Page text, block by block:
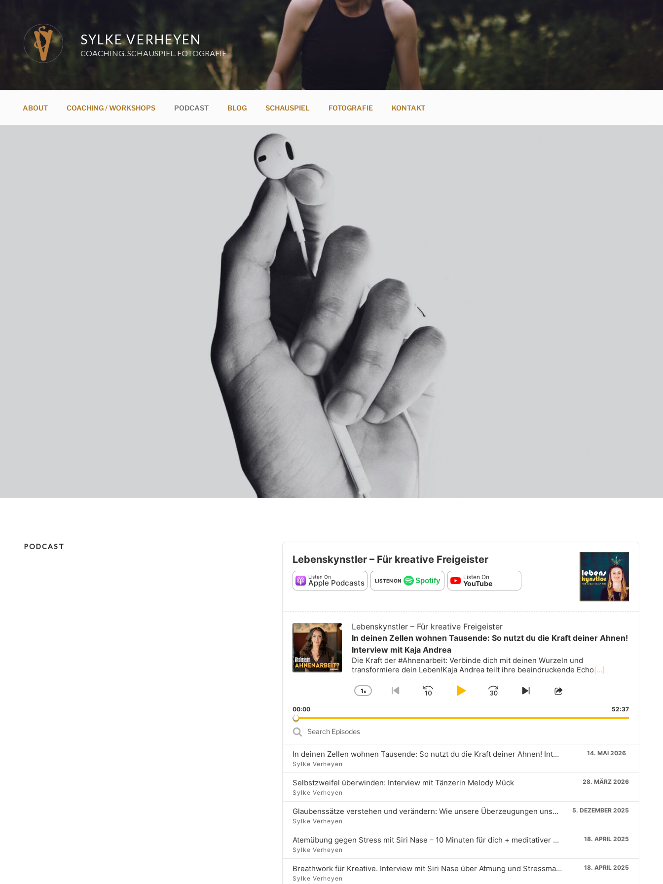
springen
SYLKE VERHEYEN
COACHING. SCHAUSPIEL. FOTOGRAFIE
ABOUT COACHING / WORKSHOPS PODCAST BLOG SCHAUSPIEL FOTOGRAFIE KONTAKT
PODCAST
Lebenskynstler – Für kreative Freigeister
Listen On
Apple Podcasts LISTEN ON Spotify Listen On
YouTube
Player
Lebenskynstler – Für kreative Freigeister
In deinen Zellen wohnen Tausende: So nutzt du die Kraft deiner Ahnen!
Interview mit Kaja Andrea
Die Kraft der #Ahnenarbeit: Verbinde dich mit deinen Wurzeln und
transformiere dein Leben!Kaja Andrea teilt ihre beeindruckende Echo[...]
Change
Rate
1x
Go
previous
SkipPlay
JumpSkip
next
Share
Episode
00:00 52:37
Search
Episodes
In deinen Zellen wohnen Tausende: So nutzt du die Kraft deiner Ahnen! Interview mit Kaja Andrea
14. MAI 2026
Sylke Verheyen
Selbstzweifel überwinden: Interview mit Tänzerin Melody Mück
28. MÄRZ 2026
Sylke Verheyen
Glaubenssätze verstehen und verändern: Wie unsere Überzeugungen unser Leben formen
5. DEZEMBER 2025
Sylke Verheyen
Atemübung gegen Stress mit Siri Nase – 10 Minuten für dich + meditativer Ausklang.
18. APRIL 2025
Sylke Verheyen
Breathwork für Kreative. Interview mit Siri Nase über Atmung und Stressmanagement
18. APRIL 2025
Sylke Verheyen